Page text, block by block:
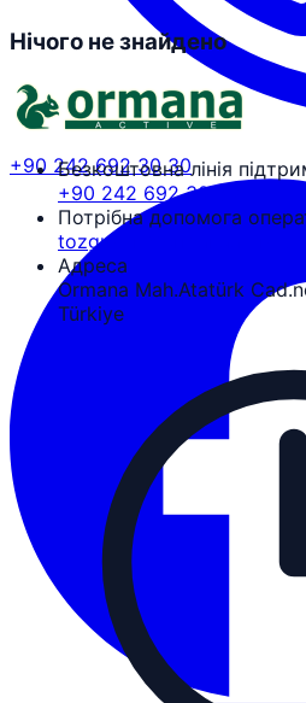
+90 242 692 30 30
Нічого не знайдено
Безкоштовна лінія
+90 242 692 30 30
Потрібна допомога
Адреса
Ormana Mah.Atatürk
Türkiye